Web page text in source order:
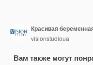
visionstudioua
Вам также могут